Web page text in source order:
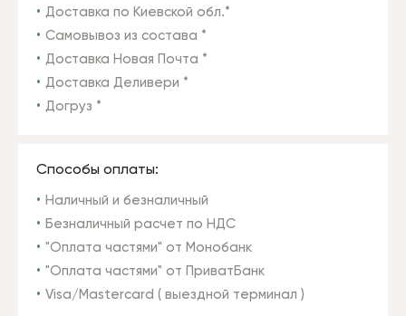
Доставка по Киевской обл.*
Самовывоз из состава *
Доставка Новая Почта *
Доставка Деливери *
Догруз *
Способы оплаты:
Наличный и безналичный
Безналичный расчет по НДС
"Оплата частями" от Монобанк
"Оплата частями" от ПриватБанк
Visa/Mastercard ( выездной терминал )